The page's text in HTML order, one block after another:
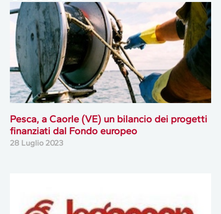
Pesca, a Caorle (VE) un bilancio dei progetti
finanziati dal Fondo europeo
28 Luglio 2023